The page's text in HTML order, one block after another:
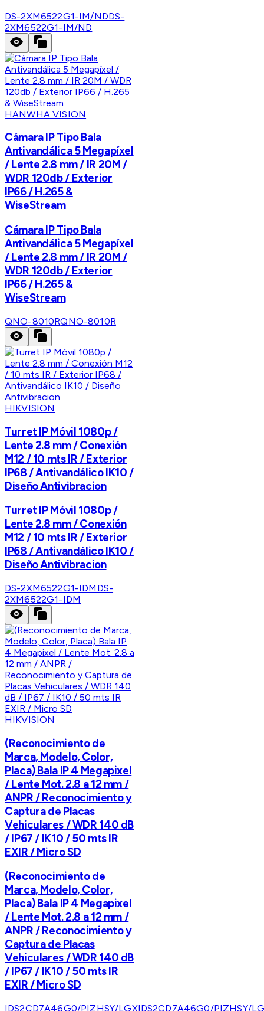
DS-2XM6522G1-IM/NDDS-
2XM6522G1-IM/ND
HANWHA VISION
Cámara IP Tipo Bala
Antivandálica 5 Megapíxel
/ Lente 2.8 mm / IR 20M /
WDR 120db / Exterior
IP66 / H.265 &
WiseStream
Cámara IP Tipo Bala
Antivandálica 5 Megapíxel
/ Lente 2.8 mm / IR 20M /
WDR 120db / Exterior
IP66 / H.265 &
WiseStream
QNO-8010RQNO-8010R
HIKVISION
Turret IP Móvil 1080p /
Lente 2.8 mm / Conexión
M12 / 10 mts IR / Exterior
IP68 / Antivandálico IK10 /
Diseño Antivibracion
Turret IP Móvil 1080p /
Lente 2.8 mm / Conexión
M12 / 10 mts IR / Exterior
IP68 / Antivandálico IK10 /
Diseño Antivibracion
DS-2XM6522G1-IDM DS-
2XM6522G1-IDM
HIKVISION
(Reconocimiento de
Marca, Modelo, Color,
Placa) Bala IP 4 Megapixel
/ Lente Mot. 2.8 a 12 mm /
ANPR / Reconocimiento y
Captura de Placas
Vehiculares / WDR 140 dB
/ IP67 / IK10 / 50 mts IR
EXIR / Micro SD
(Reconocimiento de
Marca, Modelo, Color,
Placa) Bala IP 4 Megapixel
/ Lente Mot. 2.8 a 12 mm /
ANPR / Reconocimiento y
Captura de Placas
Vehiculares / WDR 140 dB
/ IP67 / IK10 / 50 mts IR
EXIR / Micro SD
IDS2CD7A46G0/PIZHSY/LGXIDS2CD7A46G0/PIZHSY/